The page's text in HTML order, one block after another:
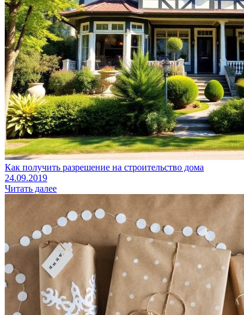
Как получить разрешение на строительство дома
24.09.2019
Читать далее